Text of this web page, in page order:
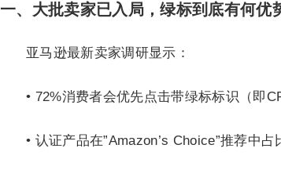
一、大批卖家已入局，绿标到底有何优
亚马逊最新卖家调研显示：
• 72%消费者会优先点击带绿标标识（即
• 认证产品在”Amazon’s Choice”推荐中占